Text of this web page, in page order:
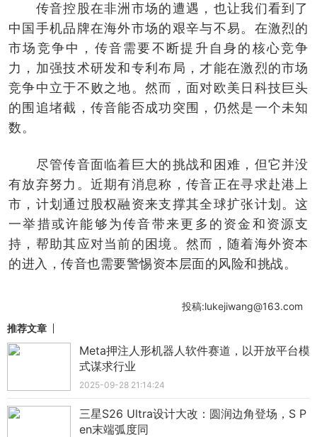
传音控股在非洲市场的遭遇，也让我们看到了
中国手机品牌在海外市场的艰辛与不易。在激烈的
市场竞争中，传音需要不断提升自身的核心竞争
力，加强技术研发和专利布局，才能在激烈的市场
竞争中立于不败之地。然而，面对欧美日科技巨头
的围追堵截，传音能否成功突围，仍然是一个未知
数。
尽管传音面临着巨大的挑战和困难，但它并没
有放弃努力。近期有消息称，传音正在寻求赴港上
市，计划通过股权融资来支撑其全球扩张计划。这
一举措或许能够为传音带来更多的资金和资源支
持，帮助其应对当前的困境。然而，随着海外资本
的进入，传音也需要警惕资本层面的风险和挑战。
投稿:lukejiwang@163.com
推荐文章
Meta押注人形机器人软件赛道，以开放平台模
式谋求行业
2025-09-28 21:14:24
三星S26 Ultra设计大改：圆润边角登场，S P
en末端弧度同